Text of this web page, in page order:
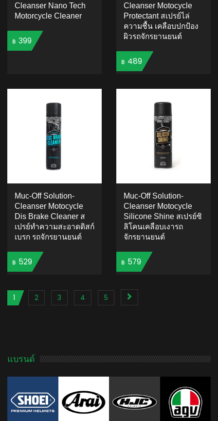
Cleanser Nano Tech
Motorcycle Cleaner
฿ 399
Cleanser Motocycle
Protectant สเปรย์ไล่
ความชื้น เคลือบปกป้อง
ผิวรถจักรยานยนต์
฿ 489
Muc-Off Solution-
Cleanser Motocycle
Dis Brake Cleaner ส
เปรย์ทำความสะอาดดิสก์
เบรก รถจักรยานยนต์
฿ 529
Muc-Off Solution-
Cleanser Motocycle
Silicone Shine สเปรย์ซิ
ลิโคนเคลือบเงารถ
จักรยานยนต์
฿ 579
1 2 3 4 5
แบรนด์